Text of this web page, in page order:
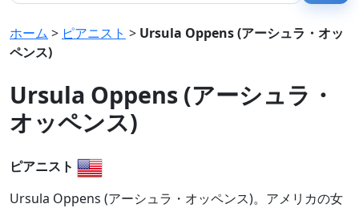
ホーム > ピアニスト > Ursula Oppens (アーシュラ・オッ
ペンス)
Ursula Oppens (アーシュラ・
オッペンス)
ピアニスト
Ursula Oppens (アーシュラ・オッペンス)。アメリカの女